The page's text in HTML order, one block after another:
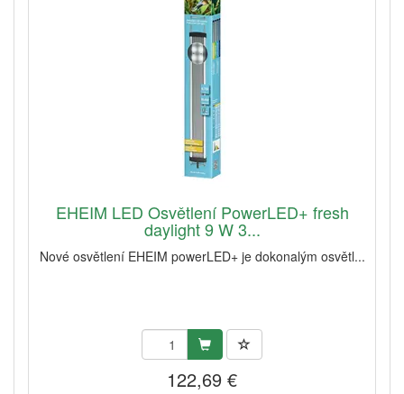
EHEIM LED Osvětlení PowerLED+ fresh
daylight 9 W 3...
Nové osvětlení EHEIM powerLED+ je dokonalým osvětl...
122,69 €